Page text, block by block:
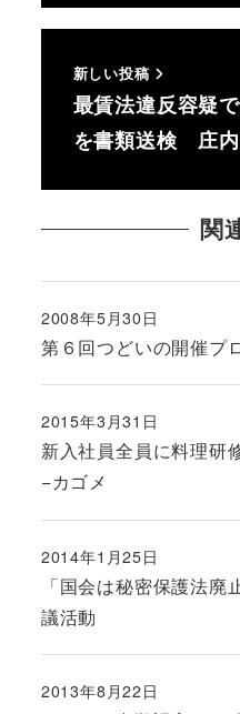
新しい投稿
最賃法違反容疑
を書類送検 庄
関
第６回つどいの開催プ
投稿日
2008年5月30日
新入社員全員に料理研
−カゴメ
投稿日
2015年3月31日
「国会は秘密保護法
議活動
投稿日
2014年1月25日
投稿日
2013年8月22日